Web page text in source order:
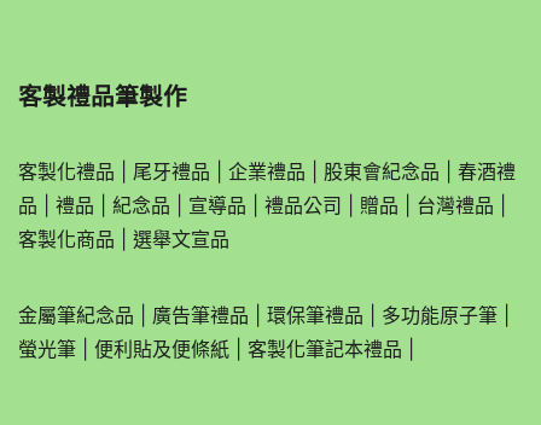
客製禮品筆製作
客製化禮品 尾牙禮品 企業禮品 股東會紀念品
春酒禮
品
禮品 紀念品 宣導品 禮品公司 贈品 台灣禮品
客製化商品
選舉文宣品
金屬筆紀念品 廣告筆禮品 環保筆禮品 多功能原子筆
螢光筆
便利貼及便條紙 客製化筆記本禮品